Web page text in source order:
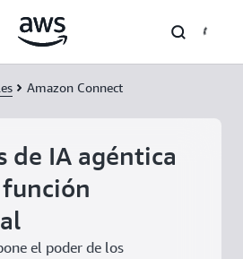
Amazon Connect
de IA agéntica
el poder de los